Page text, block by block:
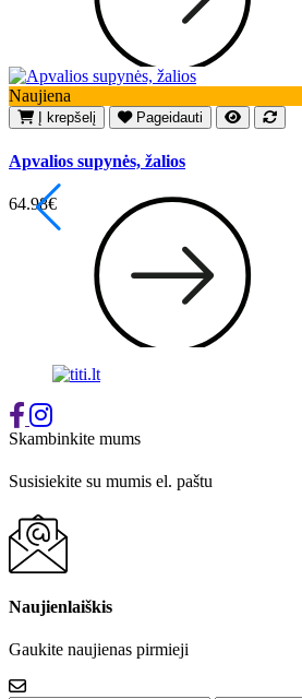
Naujiena
Į krepšelį Pageidauti
Apvalios supynės, žalios
64.98€
Skambinkite mums
Susisiekite su mumis el. paštu
Naujienlaiškis
Gaukite naujienas pirmieji